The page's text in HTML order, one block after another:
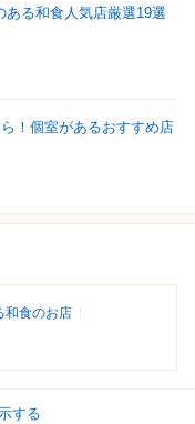
ある和食人気店厳選19選
！個室があるおすすめ店
和食のお店
する